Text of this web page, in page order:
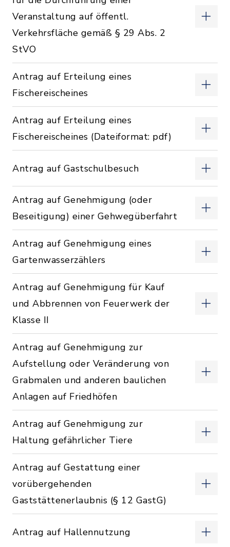
Veranstaltung auf öffentl.
Verkehrsfläche gemäß § 29 Abs. 2
StVO
Antrag auf Erteilung eines
Fischereischeines
Antrag auf Erteilung eines
Fischereischeines (Dateiformat: pdf)
Antrag auf Gastschulbesuch
Antrag auf Genehmigung (oder
Beseitigung) einer Gehwegüberfahrt
Antrag auf Genehmigung eines
Gartenwasserzählers
Antrag auf Genehmigung für Kauf
und Abbrennen von Feuerwerk der
Klasse II
Antrag auf Genehmigung zur
Aufstellung oder Veränderung von
Grabmalen und anderen baulichen
Anlagen auf Friedhöfen
Antrag auf Genehmigung zur
Haltung gefährlicher Tiere
Antrag auf Gestattung einer
vorübergehenden
Gaststättenerlaubnis (§ 12 GastG)
Antrag auf Hallennutzung